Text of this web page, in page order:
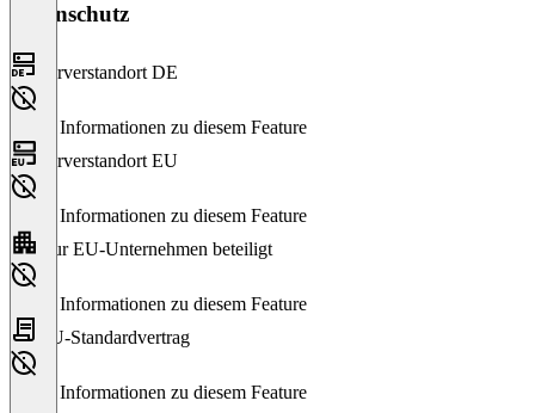
Datenschutz
Serverstandort DE
Keine Informationen zu diesem Feature
Serverstandort EU
Keine Informationen zu diesem Feature
Nur EU-Unternehmen beteiligt
Keine Informationen zu diesem Feature
EU-Standardvertrag
Keine Informationen zu diesem Feature